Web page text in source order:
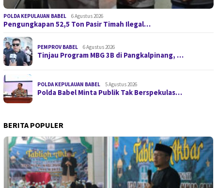
POLDA KEPULAUAN BABEL 6 Agustus 2026
Pengungkapan 52,5 Ton Pasir Timah Ilegal…
PEMPROV BABEL 6 Agustus 2026
Tinjau Program MBG 3B di Pangkalpinang, …
POLDA KEPULAUAN BABEL 5 Agustus 2026
Polda Babel Minta Publik Tak Berspekulas…
BERITA POPULER